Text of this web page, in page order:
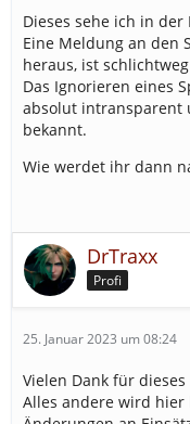
Dieses sehe ich in
Eine Meldung an den
heraus, ist
Das Ignorieren eines
absolut intransparent
bekannt.
Wie werdet ihr dann
DrTraxx
Profi
25. Januar 2023 um 08:24
Vielen Dank für
Alles andere wird